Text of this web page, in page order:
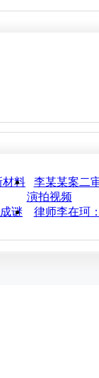
材料
李某某案二
演拍视频
谜
律师李在珂